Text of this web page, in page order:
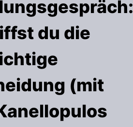
du die
(mit